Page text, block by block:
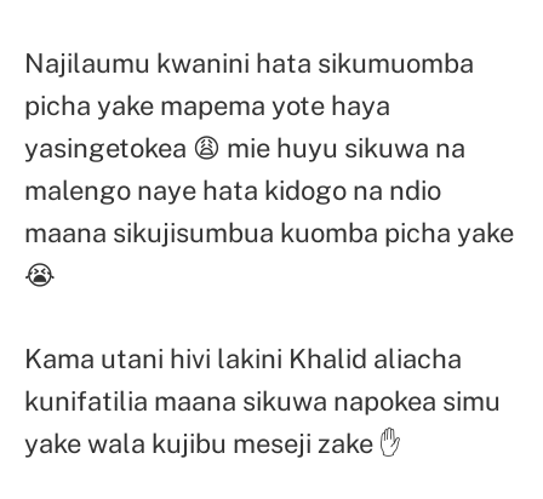
Najilaumu kwanini hata sikumuomba
picha yake mapema yote haya
yasingetokea 😩 mie huyu sikuwa na
malengo naye hata kidogo na ndio
maana sikujisumbua kuomba picha yake
😭
Kama utani hivi lakini Khalid aliacha
kunifatilia maana sikuwa napokea simu
yake wala kujibu meseji zake ✋